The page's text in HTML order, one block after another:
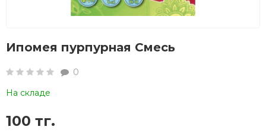
Ипомея пурпурная Смесь
0
На складе
100 тг.